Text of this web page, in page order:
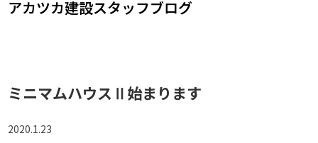
アカツカ建設スタッフブログ
ミニマムハウスⅡ始まります
2020.1.23